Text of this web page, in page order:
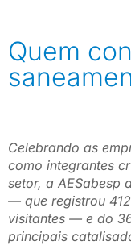
Quem
Celebrando as
como integrantes
setor, a AESabesp
— que registrou
visitantes — e do
principais